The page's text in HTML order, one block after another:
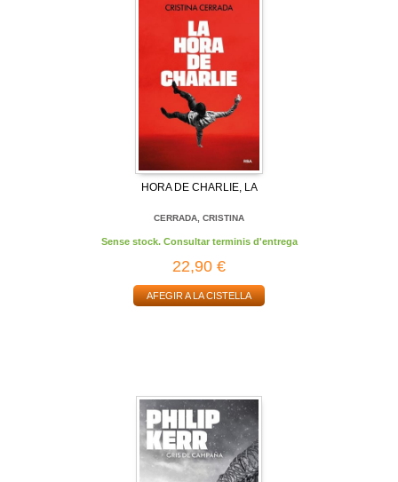
HORA DE CHARLIE, LA
CERRADA, CRISTINA
Sense stock. Consultar terminis d'entrega
22,90 €
AFEGIR A LA CISTELLA